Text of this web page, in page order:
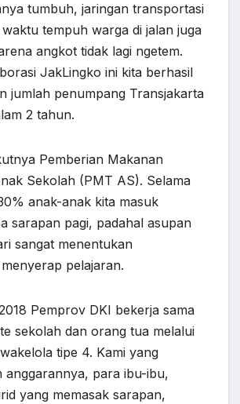
tumbuh, jaringan transportasi
tempuh warga di jalan juga
angkot tidak lagi ngetem.
JakLingko ini kita berhasil
jumlah penumpang Transjakarta
2 tahun.
Pemberian Makanan
Sekolah (PMT AS). Selama
anak-anak kita masuk
sarapan pagi, padahal asupan
sangat menentukan
pelajaran.
Pemprov DKI bekerja sama
sekolah dan orang tua melalui
tipe 4. Kami yang
anggarannya, para ibu-ibu,
yang memasak sarapan,